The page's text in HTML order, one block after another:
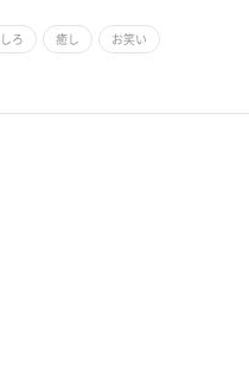
ろ 癒し お笑い